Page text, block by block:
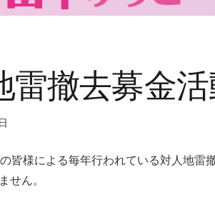
雷撤去募金
皆様による毎年行われている対人地
せん。